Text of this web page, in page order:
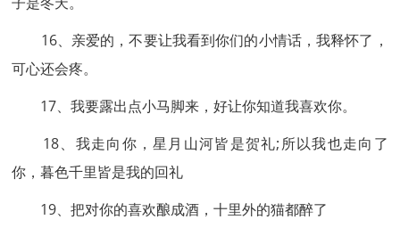
16、亲爱的，不要让我看到你们的小情话，我释怀了，
可心还会疼。
17、我要露出点小马脚来，好让你知道我喜欢你。
18、我走向你，星月山河皆是贺礼;所以我也走向了
你，暮色千里皆是我的回礼
19、把对你的喜欢酿成酒，十里外的猫都醉了